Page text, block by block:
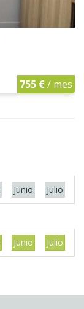
755 €/ mes
Junio Julio
Junio Julio